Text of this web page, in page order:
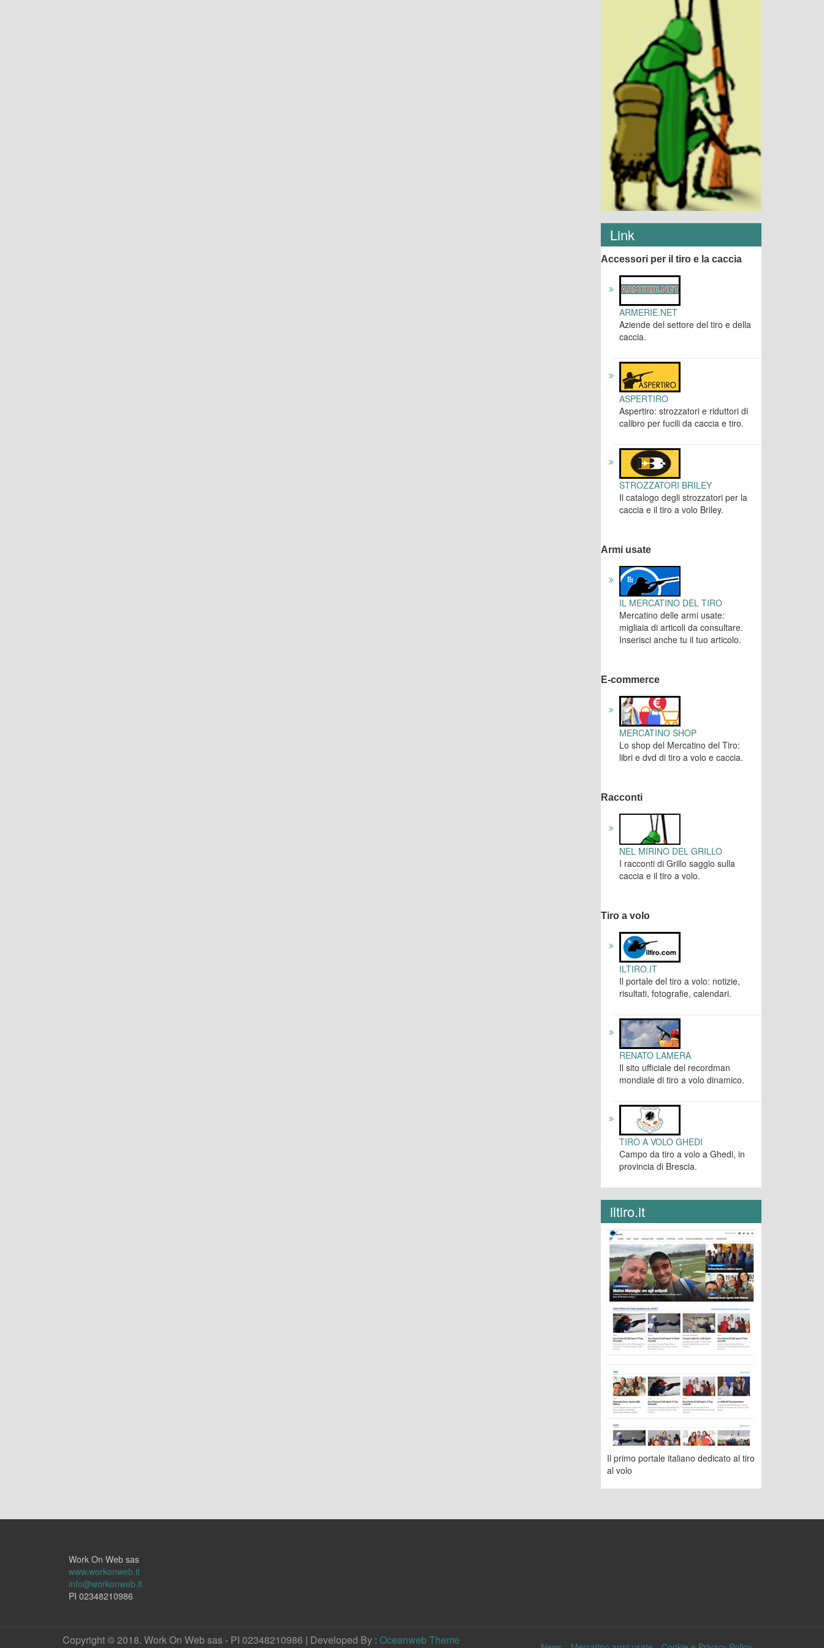
Link
Accessori per il tiro e la caccia
ARMERIE.NET
Aziende del settore del tiro e della
caccia.
ASPERTIRO
Aspertiro: strozzatori e riduttori di
calibro per fucili da caccia e tiro.
STROZZATORI BRILEY
Il catalogo degli strozzatori per la
caccia e il tiro a volo Briley.
Armi usate
IL MERCATINO DEL TIRO
Mercatino delle armi usate:
migliaia di articoli da consultare.
Inserisci anche tu il tuo articolo.
E-commerce
MERCATINO SHOP
Lo shop del Mercatino del Tiro:
libri e dvd di tiro a volo e caccia.
Racconti
NEL MIRINO DEL GRILLO
I racconti di Grillo saggio sulla
caccia e il tiro a volo.
Tiro a volo
ILTIRO.IT
Il portale del tiro a volo: notizie,
risultati, fotografie, calendari.
RENATO LAMERA
Il sito ufficiale del recordman
mondiale di tiro a volo dinamico.
TIRO A VOLO GHEDI
Campo da tiro a volo a Ghedi, in
provincia di Brescia.
iltiro.it
Il primo portale italiano dedicato al tiro
al volo
Work On Web sas
www.workonweb.it
info@workonweb.it
PI 02348210986
Copyright © 2018. Work On Web sas - PI 02348210986 | Developed By : Oceanweb Theme